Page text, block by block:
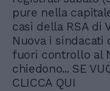
pure nella
casi della RSA di
Nuova i sindacati
fuori controllo al
chiedono... SE
CLICCA QUI